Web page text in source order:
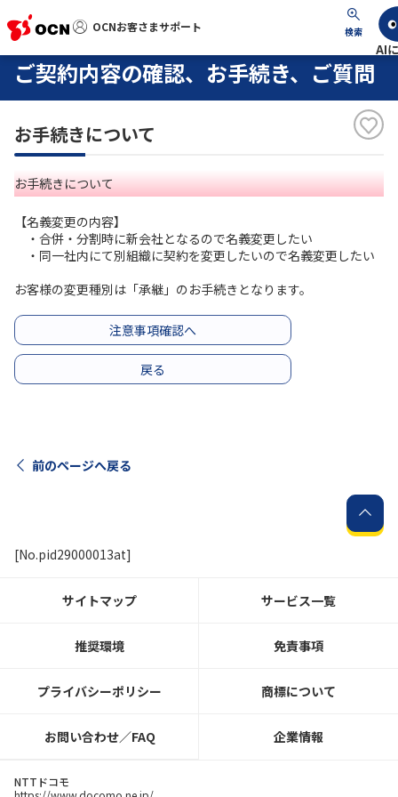
OCNお客さまサポート 検索
OCNお客さまサポート
マイページ
サポートトップ
サービス名から探す
よくあるご質問
工事・故障情報
各種ダウンロード
お問い合わせ
こちら
工事・故障情報
OCN サービス一覧
ご契約内容の確認、お手続き、ご質問
お手続きについて
お手続きについて
【名義変更の内容】
・合併・分割時に新会社となるので名義変更したい
・同一社内にて別組織に契約を変更したいので名義変更したい
お客様の変更種別は「承継」のお手続きとなります。
注意事項確認へ
戻る
前のページへ戻る
[No.pid29000013at]
サイトマップ サービス一覧
推奨環境 免責事項
プライバシーポリシー 商標について
お問い合わせ／FAQ 企業情報
NTTドコモ